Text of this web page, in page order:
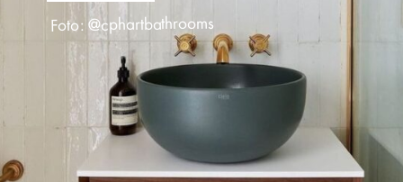
Foto: @cphartbathrooms